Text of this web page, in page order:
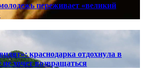
переживает «великий
краснодарка отдохнула в
хочет возвращаться